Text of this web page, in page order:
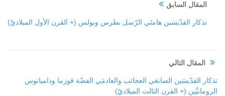
المقال السابق
تذكار القدّيسَين هامتَي الرّسل بطرس وبولس (+ القرن الأول الميلاديّ)
المقال التالي
تذكار القدّيسَين الصانعَي العجائب والعادمَي الفضّة قوزما وداميانوس
الرومانيَّين (+ القرن الثالث الميلاديّ)